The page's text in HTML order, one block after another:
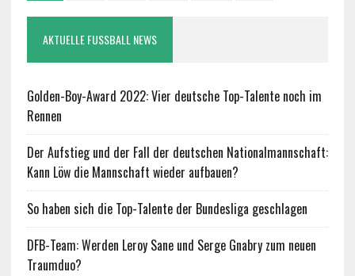
AKTUELLE FUSSBALL NEWS
Golden-Boy-Award 2022: Vier deutsche Top-Talente noch im
Rennen
Der Aufstieg und der Fall der deutschen Nationalmannschaft:
Kann Löw die Mannschaft wieder aufbauen?
So haben sich die Top-Talente der Bundesliga geschlagen
DFB-Team: Werden Leroy Sane und Serge Gnabry zum neuen
Traumduo?